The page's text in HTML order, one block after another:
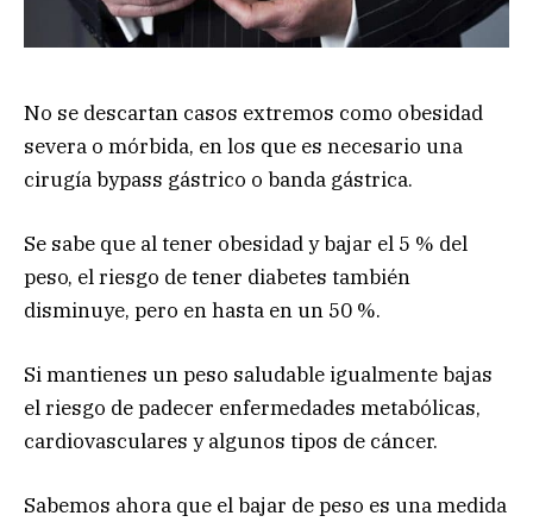
No se descartan casos extremos como obesidad
severa o mórbida, en los que es necesario una
cirugía bypass gástrico o banda gástrica.
Se sabe que al tener obesidad y bajar el 5 % del
peso, el riesgo de tener diabetes también
disminuye, pero en hasta en un 50 %.
Si mantienes un peso saludable igualmente bajas
el riesgo de padecer enfermedades metabólicas,
cardiovasculares y algunos tipos de cáncer.
Sabemos ahora que el bajar de peso es una medida